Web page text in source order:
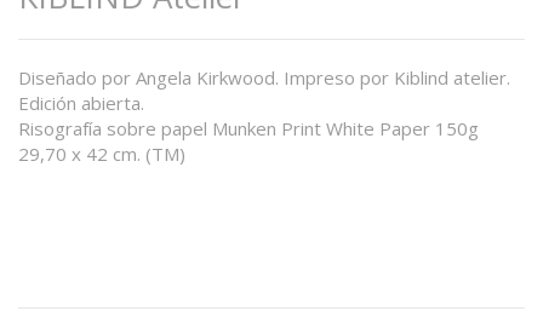
Diseñado por Angela Kirkwood. Impreso por Kiblind atelier.
Edición abierta.
Risografía sobre papel Munken Print White Paper 150g
29,70 x 42 cm. (TM)